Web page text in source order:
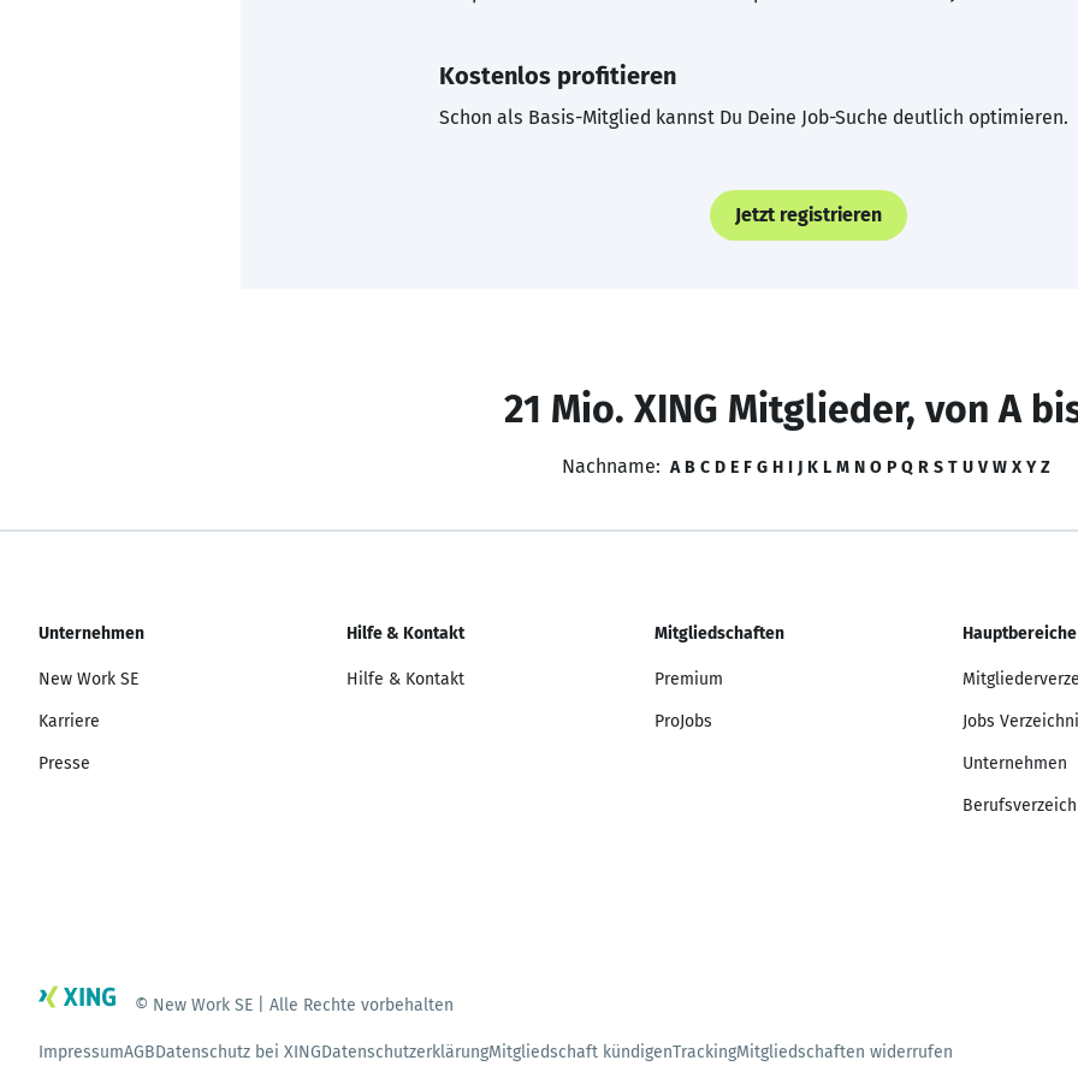
Kostenlos profitieren
Schon als Basis-Mitglied kannst Du Deine Job-Suche deutlich optimieren.
Jetzt registrieren
21 Mio. XING Mitglieder, von A
Nachname: A B C D E F G H I J K L M N O P Q R S T U V W X Y Z
Unternehmen
New Work SE
Karriere
Presse
Hilfe & Kontakt
Hilfe & Kontakt
Mitgliedschaften
Premium
ProJobs
Hauptbereiche
Jobs
Unternehmen
© New Work SE | Alle Rechte vorbehalten
ImpressumAGBDatenschutz bei XINGDatenschutzerklärungMitgliedschaft kündigenTrackingMitgliedschaften widerrufen